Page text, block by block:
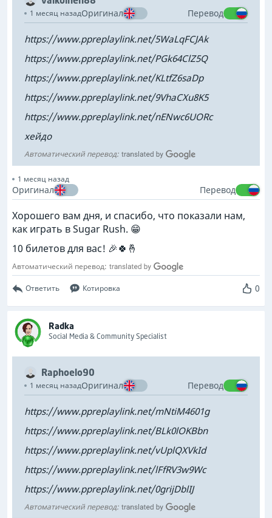
1 месяц назадОригинал Перевод
https://www.ppreplaylink.net/5WaLqFCJAk
https://www.ppreplaylink.net/PGk64ClZ5Q
https://www.ppreplaylink.net/KLtfZ6saDp
https://www.ppreplaylink.net/9VhaCXu8K5
https://www.ppreplaylink.net/nENwc6UORc
хейдо
Автоматический перевод:
1 месяц назад
Оригинал Перевод
Хорошего вам дня, и спасибо, что показали нам,
как играть в Sugar Rush. 😁
10 билетов для вас! 🎉🍀🤞
Автоматический перевод:
Ответить Котировка 0
Radka
Social Media & Community Specialist
Raphoelo90
1 месяц назадОригинал Перевод
https://www.ppreplaylink.net/mNtiM4601g
https://www.ppreplaylink.net/BLk0lOKBbn
https://www.ppreplaylink.net/vUplQXVkId
https://www.ppreplaylink.net/lFfRV3w9Wc
https://www.ppreplaylink.net/0grijDblIJ
Автоматический перевод: